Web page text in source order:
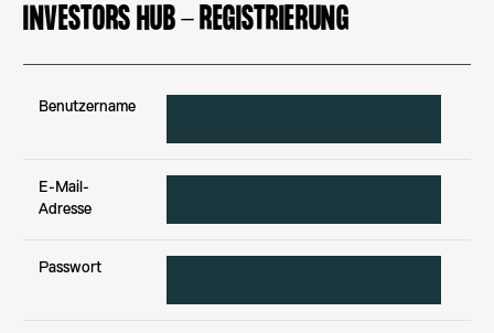
INVESTORS HUB - REGISTRIERUNG
Benutzername
E-Mail-
Adresse
Passwort